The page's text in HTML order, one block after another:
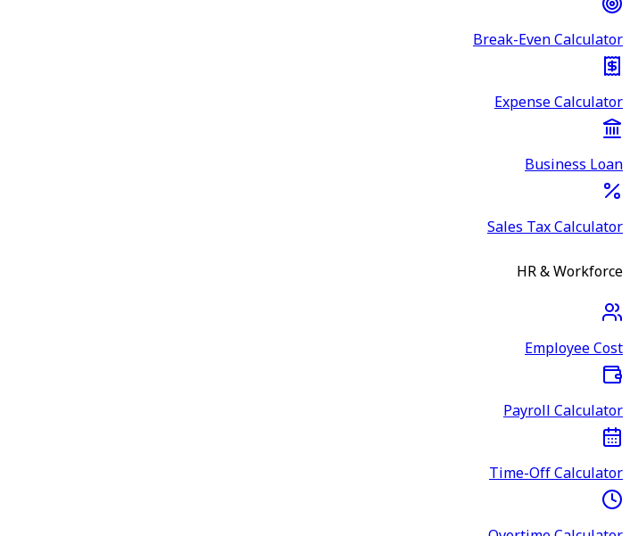
Break-Even Calculator
Expense Calculator
Business Loan
Sales Tax Calculator
HR & Workforce
Employee Cost
Payroll Calculator
Time-Off Calculator